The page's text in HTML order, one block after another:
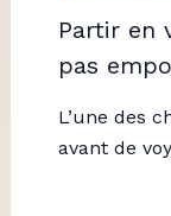
Partir en
pas
L’une des
avant de